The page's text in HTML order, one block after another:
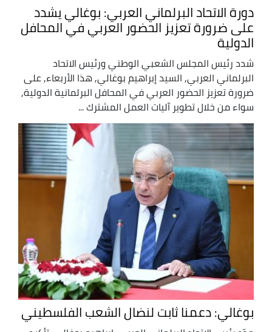
دورة الاتحاد البرلماني العربي: بوغالي يشدد
على ضرورة تعزيز الحضور العربي في المحافل
الدولية
شدد رئيس المجلس الشعبي الوطني ورئيس الاتحاد
البرلماني العربي, السيد إبراهيم بوغالي, هذا الأربعاء, على
ضرورة تعزيز الحضور العربي في المحافل البرلمانية الدولية,
سواء من خلال تطوير آليات العمل المشترك ...
بوغالي: دعمنا ثابت لنضال الشعب الفلسطيني